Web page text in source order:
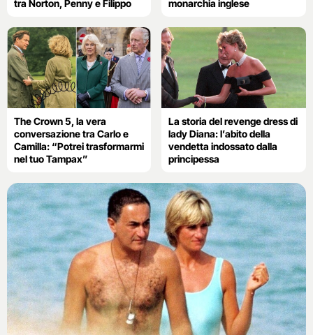
tra Norton, Penny e Filippo monarchia inglese
The Crown 5, la vera
conversazione tra Carlo e
Camilla: “Potrei trasformarmi
nel tuo Tampax”
La storia del revenge dress di
lady Diana: l’abito della
vendetta indossato dalla
principessa